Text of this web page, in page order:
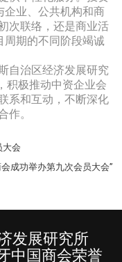
企业、公共机构和商
次联络，还是商业活
周期的不同阶段竭诚
自治区经济发展研究
积极推动中资企业会
系和互动，不断深化
作。
大会
成功举办第九次会员大会”
发展研究所
中国商会荣誉